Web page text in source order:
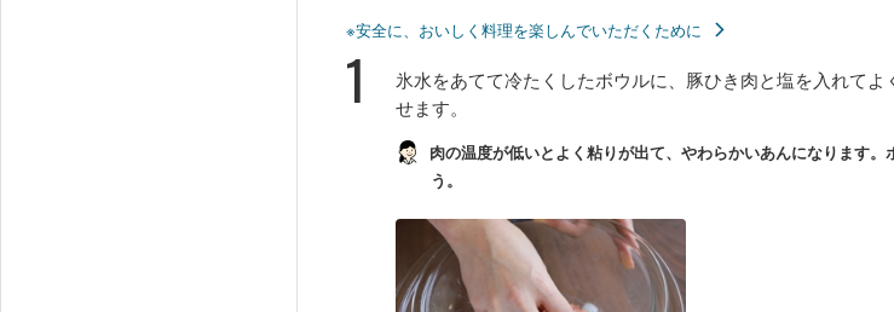
※安全に、おいしく料理を楽しんでいただくために
1
氷水をあてて冷たくしたボウルに、豚ひき肉と塩を入れて
せます。
肉の温度が低いとよく粘りが出て、やわらかいあんになります
う。